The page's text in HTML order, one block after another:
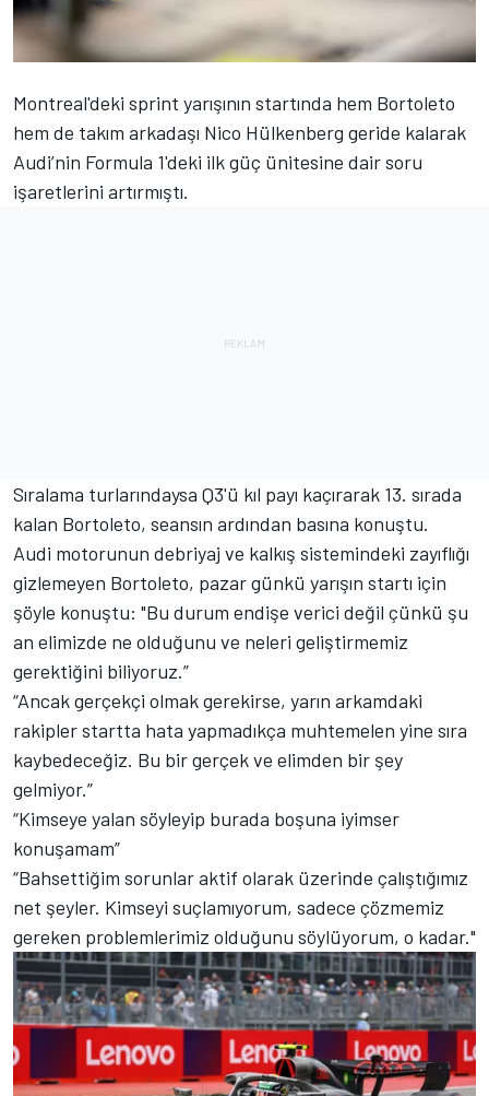
Montreal'deki sprint yarışının startında hem Bortoleto
hem de takım arkadaşı Nico Hülkenberg geride kalarak
Audi’nin Formula 1'deki ilk güç ünitesine dair soru
işaretlerini artırmıştı.
Sıralama turlarındaysa Q3'ü kıl payı kaçırarak 13. sırada
kalan Bortoleto, seansın ardından basına konuştu.
Audi motorunun debriyaj ve kalkış sistemindeki zayıflığı
gizlemeyen Bortoleto, pazar günkü yarışın startı için
şöyle konuştu: "Bu durum endişe verici değil çünkü şu
an elimizde ne olduğunu ve neleri geliştirmemiz
gerektiğini biliyoruz.”
“Ancak gerçekçi olmak gerekirse, yarın arkamdaki
rakipler startta hata yapmadıkça muhtemelen yine sıra
kaybedeceğiz. Bu bir gerçek ve elimden bir şey
gelmiyor.”
“Kimseye yalan söyleyip burada boşuna iyimser
konuşamam”
“Bahsettiğim sorunlar aktif olarak üzerinde çalıştığımız
net şeyler. Kimseyi suçlamıyorum, sadece çözmemiz
gereken problemlerimiz olduğunu söylüyorum, o kadar."